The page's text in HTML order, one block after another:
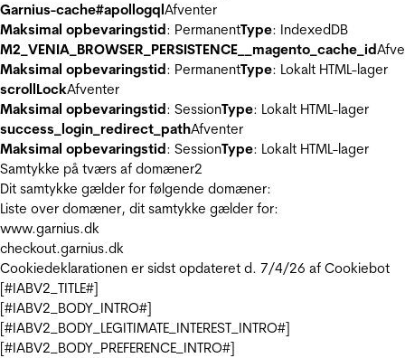
Garnius-cache#apollogqlAfventer
Maksimal opbevaringstid: PermanentType: IndexedDB
M2_VENIA_BROWSER_PERSISTENCE__magento_cache_id
Maksimal opbevaringstid: PermanentType: Lokalt HTML-lager
scrollLockAfventer
Maksimal opbevaringstid: SessionType: Lokalt HTML-lager
success_login_redirect_pathAfventer
Maksimal opbevaringstid: SessionType: Lokalt HTML-lager
Samtykke på tværs af domæner2
Dit samtykke gælder for følgende domæner:
Liste over domæner, dit samtykke gælder for:
www.garnius.dk
checkout.garnius.dk
Cookiedeklarationen er sidst opdateret d. 7/4/26 af Cookiebot
[#IABV2_TITLE#]
[#IABV2_BODY_INTRO#]
[#IABV2_BODY_LEGITIMATE_INTEREST_INTRO#]
[#IABV2_BODY_PREFERENCE_INTRO#]